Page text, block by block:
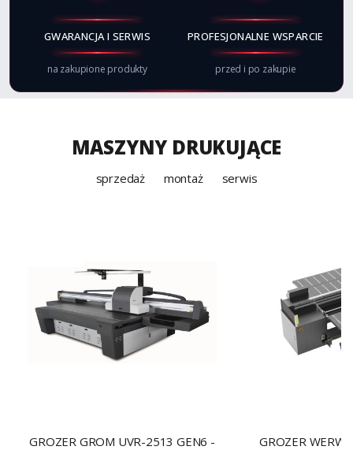
GWARANCJA I SERWIS
na zakupione produkty
PROFESJONALNE WSPARCIE
przed i po zakupie
MASZYNY DRUKUJĄCE
sprzedaż montaż serwis
GROZER GROM UVR-2513 GEN6 -
GROZER